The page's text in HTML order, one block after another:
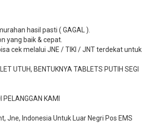
hasil pasti ( GAGAL ).
yang baik & cepat.
cek melalui JNE / TIKI / JNT terdekat untuk
UTUH, BENTUKNYA TABLETS PUTIH SEGI
KAMI
Jne, Indonesia Untuk Luar Negri Pos EMS